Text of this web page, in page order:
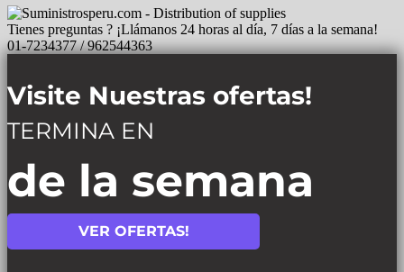
Tienes preguntas ? ¡Llámanos 24 horas al día, 7 días a la semana!
01-7234377 / 962544363
Visite Nuestras ofertas!
TERMINA EN
de la semana
VER OFERTAS!